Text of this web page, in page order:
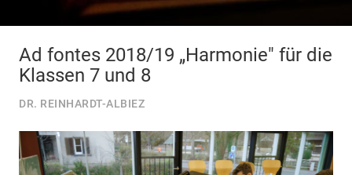
Ad fontes 2018/19 „Harmonie" für die
Klassen 7 und 8
DR. REINHARDT-ALBIEZ